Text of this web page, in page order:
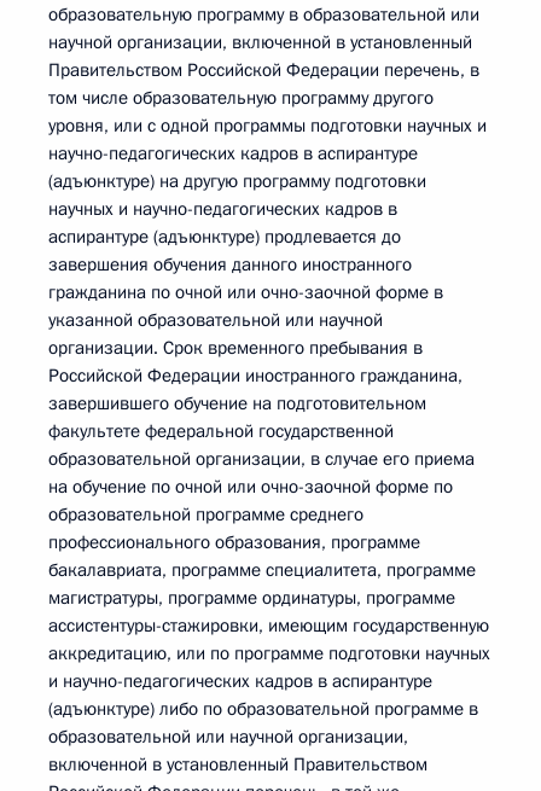
образовательную программу в образовательной или
научной организации, включенной в установленный
Правительством Российской Федерации перечень, в
том числе образовательную программу другого
уровня, или с одной программы подготовки научных и
научно-педагогических кадров в аспирантуре
(адъюнктуре) на другую программу подготовки
научных и научно-педагогических кадров в
аспирантуре (адъюнктуре) продлевается до
завершения обучения данного иностранного
гражданина по очной или очно-заочной форме в
указанной образовательной или научной
организации. Срок временного пребывания в
Российской Федерации иностранного гражданина,
завершившего обучение на подготовительном
факультете федеральной государственной
образовательной организации, в случае его приема
на обучение по очной или очно-заочной форме по
образовательной программе среднего
профессионального образования, программе
бакалавриата, программе специалитета, программе
магистратуры, программе ординатуры, программе
ассистентуры-стажировки, имеющим государственную
аккредитацию, или по программе подготовки научных
и научно-педагогических кадров в аспирантуре
(адъюнктуре) либо по образовательной программе в
образовательной или научной организации,
включенной в установленный Правительством